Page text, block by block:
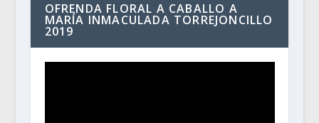
OFRENDA FLORAL A CABALLO A
MARÍA INMACULADA TORREJONCILLO
2019